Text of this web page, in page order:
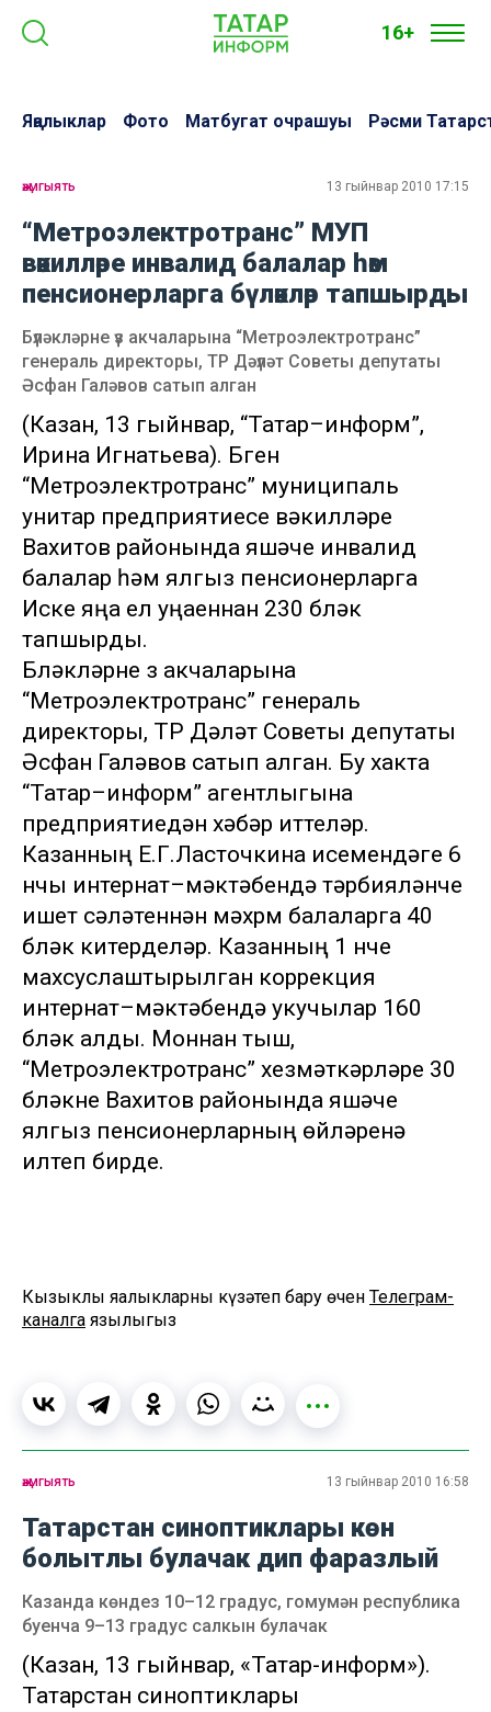
16+
Яңалыклар Фото Матбугат очрашуы Рәсми
җәмгыять 13 гыйнвар 2010 17:15
“Метроэлектротранс” МУП
вәкилләре инвалид балалар һәм
пенсионерларга бүләкләр тапшырды
Бүләкләрне үз акчаларына “Метроэлектротранс”
генераль директоры, ТР Дәүләт Советы депутаты
Әсфан Галәвов сатып алган
(Казан, 13 гыйнвар, “Татар–информ”,
Ирина Игнатьева). Бүген
“Метроэлектротранс” муниципаль
унитар предприятиесе вәкилләре
Вахитов районында яшәүче инвалид
балалар һәм ялгыз пенсионерларга
Иске яңа ел уңаеннан 230 бүләк
тапшырды.
Бүләкләрне үз акчаларына
“Метроэлектротранс” генераль
директоры, ТР Дәүләт Советы депутаты
Әсфан Галәвов сатып алган. Бу хакта
“Татар–информ” агентлыгына
предприятиедән хәбәр иттеләр.
Казанның Е.Г.Ласточкина исемендәге 6
нчы интернат–мәктәбендә тәрбияләнүче
ишетү сәләтеннән мәхрүм балаларга 40
бүләк китерделәр. Казанның 1 нче
махсуслаштырылган коррекция
интернат–мәктәбендә укучылар 160
бүләк алды. Моннан тыш,
“Метроэлектротранс” хезмәткәрләре 30
бүләкне Вахитов районында яшәүче
ялгыз пенсионерларның өйләренә
илтеп бирде.
Кызыклы яңалыкларны күзәтеп бару өчен Телеграм-
каналга язылыгыз
җәмгыять 13 гыйнвар 2010 16:58
Татарстан синоптиклары көн
болытлы булачак дип фаразлый
Казанда көндез 10–12 градус, гомумән республика
буенча 9–13 градус салкын булачак
(Казан, 13 гыйнвар, «Татар-информ»).
Татарстан синоптиклары